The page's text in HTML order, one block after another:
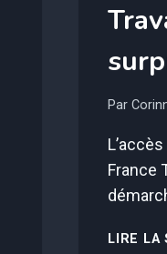
Par
France
LIRE LA